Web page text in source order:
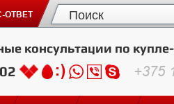
ОТВЕТ
консультации по
+375